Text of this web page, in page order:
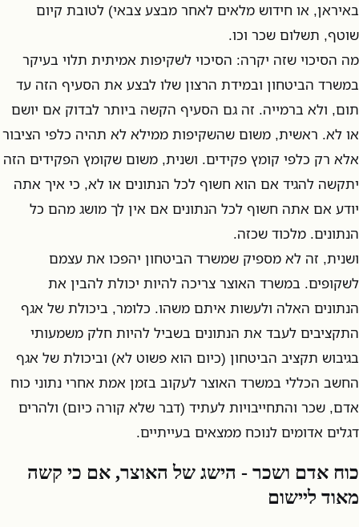
באיראן, או חידוש מלאים לאחר מבצע צבאי) לטובת קיום
שוטף, תשלום שכר וכו.
מה הסיכוי שזה יקרה: הסיכוי לשקיפות אמיתית תלוי בעיקר
במשרד הביטחון ובמידת הרצון שלו לבצע את הסעיף הזה עד
תום, ולא ברמייה. זה גם הסעיף הקשה ביותר לבדוק אם יושם
או לא. ראשית, משום שהשקיפות ממילא לא תהיה כלפי הציבור
אלא רק כלפי קומץ פקידים. ושנית, משום שקומץ הפקידים הזה
יתקשה להגיד אם הוא חשוף לכל הנתונים או לא, כי איך אתה
יודע אם אתה חשוף לכל הנתונים אם אין לך מושג מהם כל
הנתונים. מלכוד שכזה.
ושנית, זה לא מספיק שמשרד הביטחון יהפכו את עצמם
לשקופים. במשרד האוצר צריכה להיות יכולת להבין את
הנתונים האלה ולעשות איתם משהו. כלומר, ביכולת של אגף
התקציבים לעבד את הנתונים בשביל להיות חלק משמעותי
בגיבוש תקציב הביטחון (כיום הוא פשוט לא) וביכולת של אגף
החשב הכללי במשרד האוצר לעקוב בזמן אמת אחרי נתוני כוח
אדם, שכר והתחייבויות לעתיד (דבר שלא קורה כיום) ולהרים
דגלים אדומים לנוכח ממצאים בעייתיים.
כוח אדם ושכר - הישג של האוצר, אם כי קשה
מאוד ליישום